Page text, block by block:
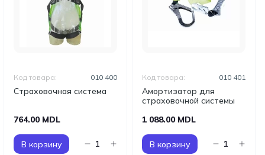
Страховочная система
Код товара: 010 400
764.00 MDL
В корзину
Амортизатор для
страховочной системы
Код товара: 010 401
1 088.00 MDL
В корзину